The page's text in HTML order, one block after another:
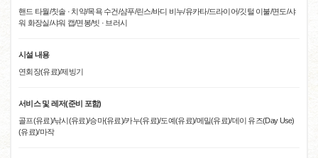
핸드 타월/칫솔 · 치약/목욕 수건/샴푸/린스/바디 비누/유카타/드라이어/깃털 이불/면도/샤
워 화장실/샤워 캡/면봉/빗 · 브러시
시설 내용
연회장(유료)/제빙기
서비스 및 레저(준비 포함)
골프(유료)/낚시(유료)/승마(유료)/카누(유료)/도예(유료)/메밀(유료)/데이 유즈(Day Use)
(유료)/마작